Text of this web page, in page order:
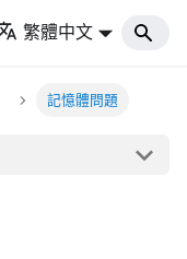
繁體中文
記憶體問題